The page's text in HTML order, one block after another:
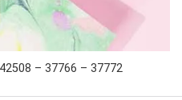
– 37766 – 37772